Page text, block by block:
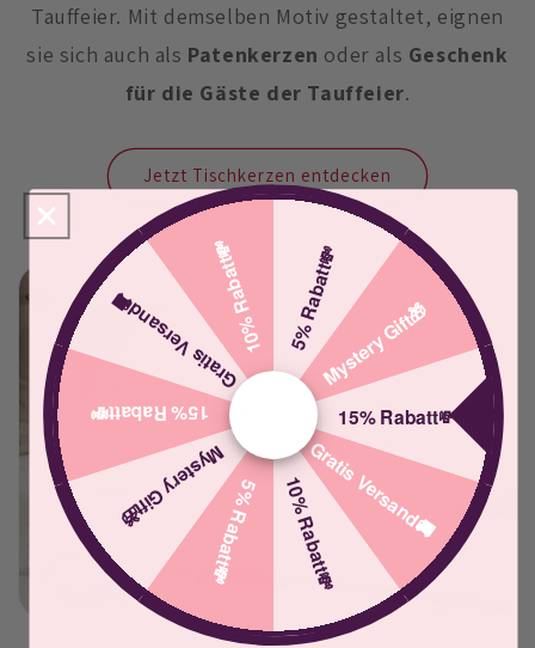
Tauffeier. Mit demselben Motiv gestaltet, eignen
sie sich auch als Patenkerzen oder als Geschenk
für die Gäste der Tauffeier.
Jetzt Tischkerzen entdecken
5% Rabatt💸
Mystery Gift🎁
15% Rabatt💸
Gratis Versand🚚
10% Rabatt💸
5% Rabatt💸
Mystery Gift🎁
15% Rabatt💸
Gratis Versand🚚
10% Rabatt💸